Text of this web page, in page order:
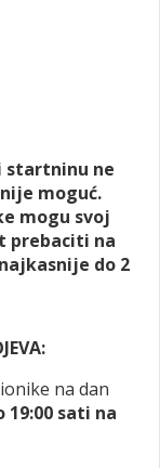
ne
moguć.
mogu svoj
prebaciti na
do 2
na dan
19:00 sati na